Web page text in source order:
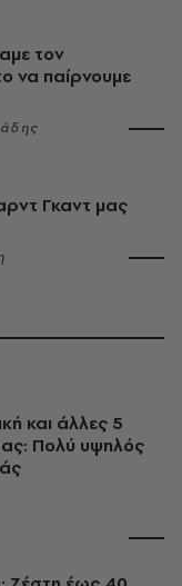
τον
να παίρνουμε
Γκαντ μας
και άλλες 5
Πολύ υψηλός